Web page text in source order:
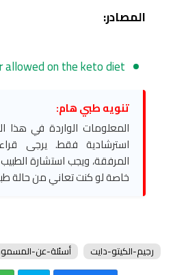
المصادر:
allowed on the keto diet?
تنويه طبي هام:
المعلومات الواردة في
استرشادية فقط. يرجى
المرفقة، ويجب استشارة
خاصة لو كنت تعاني من حالة
أسئلة-عن-
رجيم-الكيتو-دايت